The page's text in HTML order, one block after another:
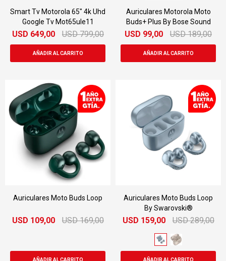
Smart Tv Motorola 65" 4k Uhd
Google Tv Mot65ule11
USD 649,00 USD 799,00
Auriculares Motorola Moto
Buds+ Plus By Bose Sound
USD 99,00 USD 189,00
Auriculares Moto Buds Loop
USD 109,00 USD 169,00
Auriculares Moto Buds Loop
By Swarovski®
USD 159,00 USD 289,00